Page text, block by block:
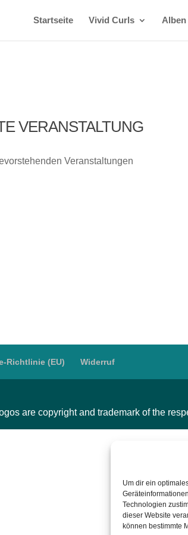
Um dir ein
Technologien
dieser Website
können bestimmte
Startseite Vivid Curls Alben
VERANSTALTUNG
Veranstaltungen
Richtlinie (EU) Widerruf
are copyright and trademark of the